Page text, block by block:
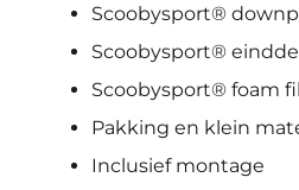
Scoobysport®
Scoobysport®
Scoobysport® foam
Pakking en klein
Inclusief montage